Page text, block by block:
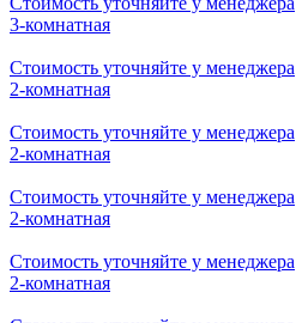
Стоимость уточняйте у менеджера
2-комнатная
Стоимость уточняйте у менеджера
2-комнатная
Стоимость уточняйте у менеджера
3-комнатная
Стоимость уточняйте у менеджера
3-комнатная
Стоимость уточняйте у менеджера
3-комнатная